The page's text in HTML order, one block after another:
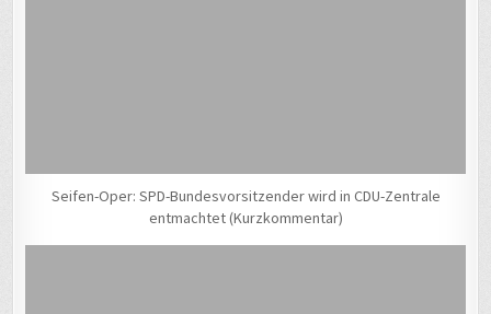
Seifen-Oper: SPD-Bundesvorsitzender wird in CDU-Zentrale
entmachtet (Kurzkommentar)